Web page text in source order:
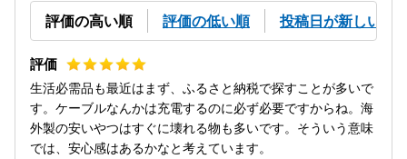
評価の高い順 評価の低い順 投稿日が新しい順
生活必需品も最近はまず、ふるさと納税で探すことが多いで
す。ケーブルなんかは充電するのに必ず必要ですからね。海
外製の安いやつはすぐに壊れる物も多いです。そういう意味
では、安心感はあるかなと考えています。